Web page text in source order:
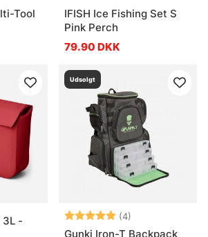
Tool
IFISH Ice Fishing Set S
Pink Perch
79.90 DKK
3L -
Udsolgt
Vurdering: (4)
Gunki Iron-T Backpack